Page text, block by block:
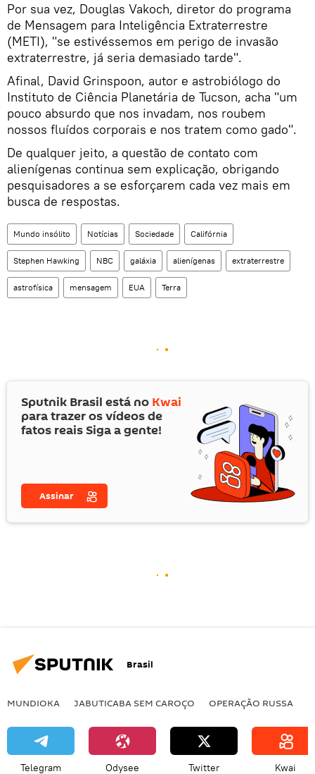
Por sua vez, Douglas Vakoch, diretor do programa
de Mensagem para Inteligência Extraterrestre
(METI), "se estivéssemos em perigo de invasão
extraterrestre, já seria demasiado tarde".
Afinal, David Grinspoon, autor e astrobiólogo do
Instituto de Ciência Planetária de Tucson, acha "um
pouco absurdo que nos invadam, nos roubem
nossos fluídos corporais e nos tratem como gado".
De qualquer jeito, a questão de contato com
alienígenas continua sem explicação, obrigando
pesquisadores a se esforçarem cada vez mais em
busca de respostas.
Mundo insólito Notícias Sociedade Califórnia
Stephen Hawking NBC galáxia alienígenas extraterrestre
astrofísica mensagem EUA Terra
Sputnik Brasil está no Kwai
para trazer os vídeos de
fatos reais Siga a gente!
Assinar
Brasil
MUNDIOKA JABUTICABA SEM CAROÇO OPERAÇÃO RUSSA
Telegram Odysee Twitter Kwai